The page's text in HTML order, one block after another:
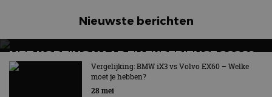
Nieuwste berichten
MET KORTING NAAR EV EXPERIENCE 2026?
AUTORAI REGELT HET!
EV Experience 2026 van 24 tot 26 september
Vergelijking: BMW iX3 vs Volvo EX60 – Welke
moet je hebben?
28 mei